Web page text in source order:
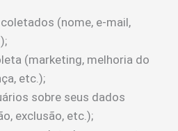
(nome, e-mail,
(marketing, melhoria do
etc.);
sobre seus dados
exclusão, etc.);